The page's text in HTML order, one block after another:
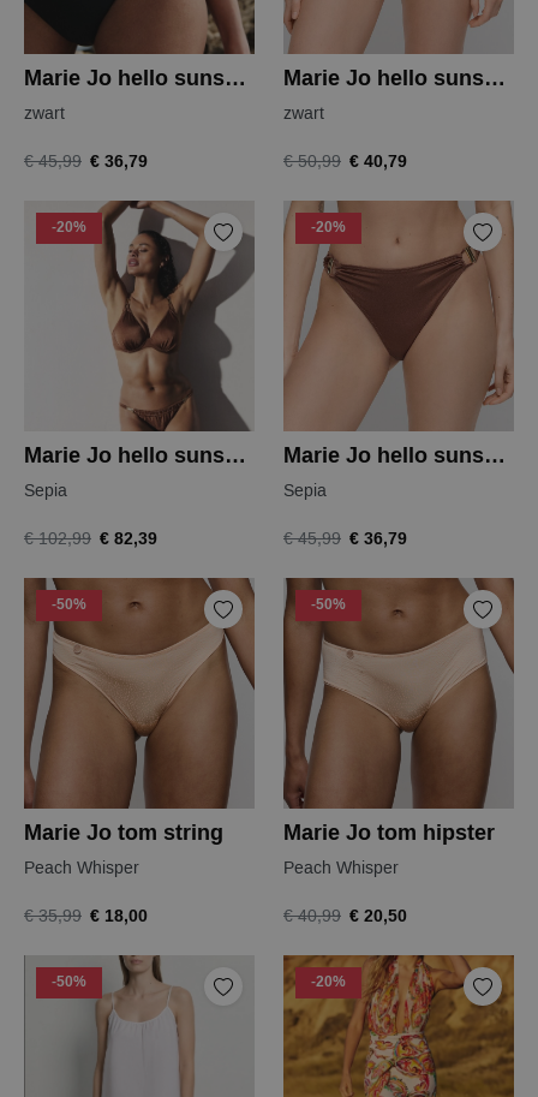
Marie Jo hello sunset bikini slip
zwart
€ 45,99 € 36,79
Marie Jo hello sunset bikini slip
zwart
€ 50,99 € 40,79
-20%
Marie Jo hello sunset bikinitop
Sepia
€ 102,99 € 82,39
-20%
Marie Jo hello sunset bikini slip
Sepia
€ 45,99 € 36,79
-50%
Marie Jo tom string
Peach Whisper
€ 35,99 € 18,00
-50%
Marie Jo tom hipster
Peach Whisper
€ 40,99 € 20,50
-50% -20%